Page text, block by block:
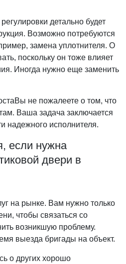
детально будет
Возможно потребуются
замена уплотнителя. О
поскольку он тоже влияет
Иногда нужно еще заменить
не пожалеете о том, что
Ваша задача заключается
надежного исполнителя.
если нужна
двери в
на рынке. Вам нужно только
чтобы связаться со
возникшую проблему.
выезда бригады на объект.
о других хорошо